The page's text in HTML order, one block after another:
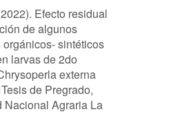
Efecto residual
de algunos
sintéticos
larvas de 2do
externa
de Pregrado,
Nacional Agraria La